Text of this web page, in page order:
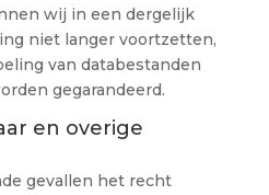
wij in een dergelijk
niet langer voortzetten,
van databestanden
gegarandeerd.
en overige
gevallen het recht